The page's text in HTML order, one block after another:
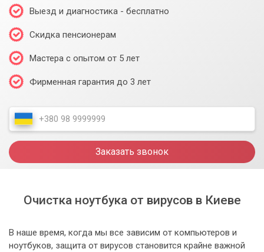
Выезд и диагностика - бесплатно
Скидка пенсионерам
Мастера с опытом от 5 лет
Фирменная гарантия до 3 лет
Заказать звонок
Очистка ноутбука от вирусов в Киеве
В наше время, когда мы все зависим от компьютеров и
ноутбуков, защита от вирусов становится крайне важной